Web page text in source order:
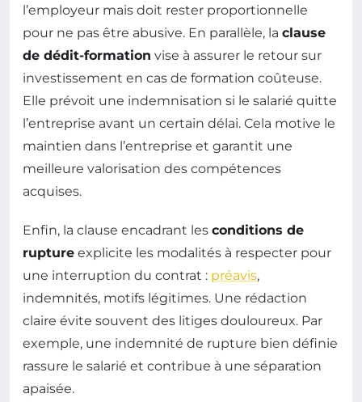
l’employeur mais doit rester proportionnelle
pour ne pas être abusive. En parallèle, la clause
de dédit-formation vise à assurer le retour sur
investissement en cas de formation coûteuse.
Elle prévoit une indemnisation si le salarié quitte
l’entreprise avant un certain délai. Cela motive le
maintien dans l’entreprise et garantit une
meilleure valorisation des compétences
acquises.
Enfin, la clause encadrant les conditions de
rupture explicite les modalités à respecter pour
une interruption du contrat : préavis,
indemnités, motifs légitimes. Une rédaction
claire évite souvent des litiges douloureux. Par
exemple, une indemnité de rupture bien définie
rassure le salarié et contribue à une séparation
apaisée.